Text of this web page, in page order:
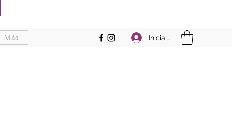
Más Iniciar sesión